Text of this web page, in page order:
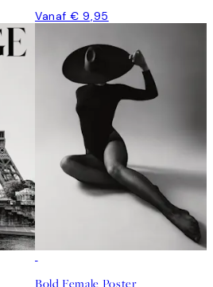
Vanaf € 9,95
Bold Female Poster